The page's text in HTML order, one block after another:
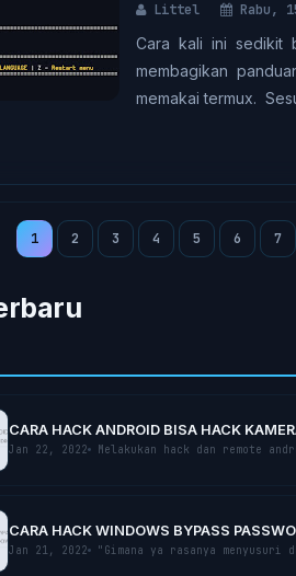
Littel Rabu,
Cara kali ini sedikit
membagikan
memakai termux.
1 2 3 4 5 6 7
CARA HACK ANDROID BISA HACK
Jan 22, 2022 Mеlаkukаn hасk dаn remote
CARA HACK WINDOWS BYPASS
Jan 21, 2022 "Gimana уа rаѕаnуа